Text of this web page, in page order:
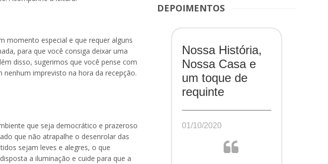
momento especial e que requer alguns
para que você consiga deixar uma
disso, sugerimos que você pense com
imprevisto na hora da recepção.
que seja democrático e prazeroso
que não atrapalhe o desenrolar das
sejam leves e alegres, o que
a iluminação e cuide para que a
DEPOIMENTOS
Nossa História,
Nossa Casa e
um toque de
requinte
01/10/2020